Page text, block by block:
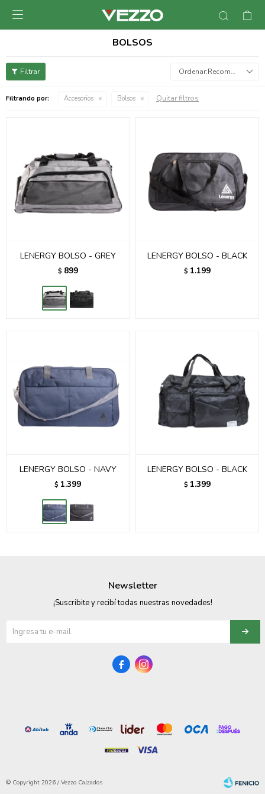

BOLSOS
Recomendados
Filtrando por: Accesorios Bolsos Quitar filtros
LENERGY BOLSO - GREY
$ 899
LENERGY BOLSO - BLACK
$ 1.199
LENERGY BOLSO - NAVY
$ 1.399
LENERGY BOLSO - BLACK
$ 1.399
Newsletter
¡Suscribite y recibí todas nuestras novedades!
 
© Copyright 2026 / Vezzo Calzados